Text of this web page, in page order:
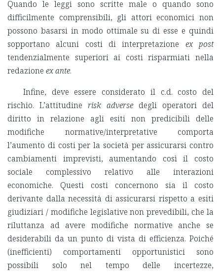
Quando le leggi sono scritte male o quando sono
difficilmente comprensibili, gli attori economici non
possono basarsi in modo ottimale su di esse e quindi
sopportano alcuni costi di interpretazione ex post
tendenzialmente superiori ai costi risparmiati nella
redazione ex ante.
Infine, deve essere considerato il c.d. costo del
rischio. L’attitudine risk adverse degli operatori del
diritto in relazione agli esiti non predicibili delle
modifiche normative/interpretative comporta
l’aumento di costi per la società per assicurarsi contro
cambiamenti imprevisti, aumentando così il costo
sociale complessivo relativo alle interazioni
economiche. Questi costi concernono sia il costo
derivante dalla necessità di assicurarsi rispetto a esiti
giudiziari / modifiche legislative non prevedibili, che la
riluttanza ad avere modifiche normative anche se
desiderabili da un punto di vista di efficienza. Poiché
(inefficienti) comportamenti opportunistici sono
possibili solo nel tempo delle incertezze,